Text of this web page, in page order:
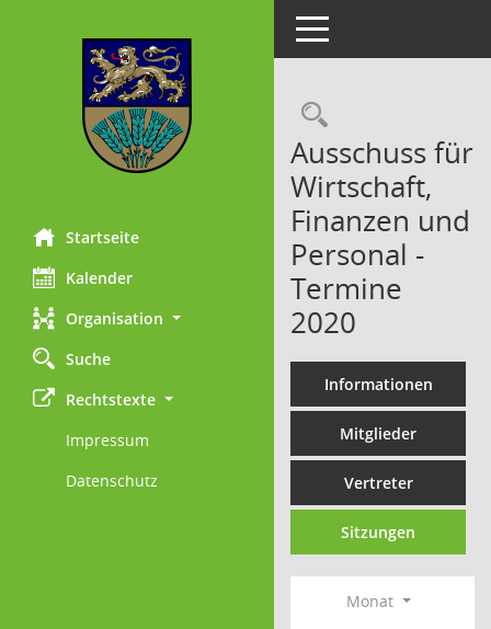
Startseite
Kalender
Organisation
Suche
Rechtstexte
Impressum
Datenschutz
Toggle navigation
Ausschuss für
Wirtschaft,
Finanzen und
Personal -
Termine
2020
Informationen
Mitglieder
Vertreter
Sitzungen
Monat